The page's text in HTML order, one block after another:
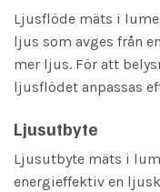
Ljusflöde mäts i
ljus som avges från
mer ljus. För att
ljusflödet anpassas
Ljusutbyte
Ljusutbyte mäts i
energieffektiv en